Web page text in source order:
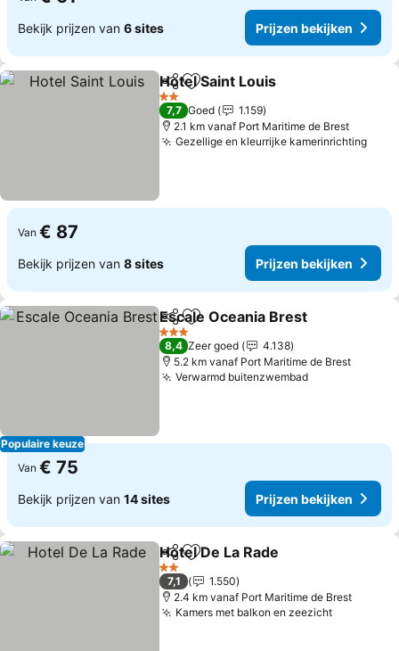
Bekijk prijzen van 6 sites Prijzen bekijken
DelenToevoegen aan favorieten
Hotel Saint Louis
2 Sterren
7,7 Goed
1.159
2.1 km vanaf Port Maritime de Brest
Gezellige en kleurrijke kamerinrichting
Van € 87
Bekijk prijzen van 8 sites Prijzen bekijken
Populaire keuze
DelenToevoegen aan favorieten
Escale Oceania Brest
3 Sterren
8,4 Zeer goed
4.138
5.2 km vanaf Port Maritime de Brest
Verwarmd buitenzwembadPrijzen
Van € 75
Bekijk prijzen van 14 sites Prijzen bekijken
DelenToevoegen aan favorieten
Hotel De La Rade
2 Sterren
7,1
1.550
2.4 km vanaf Port Maritime de Brest
Kamers met balkon en zeezichtPrijzen